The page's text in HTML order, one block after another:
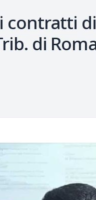
contratti
di